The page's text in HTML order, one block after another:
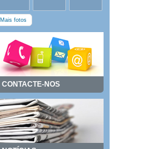
Mais fotos
CONTACTE-NOS